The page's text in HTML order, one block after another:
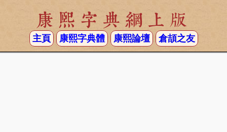
康熙字典網上版
主頁 康熙字典體 康熙論壇 倉頡之友